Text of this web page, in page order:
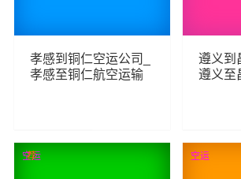
孝感到铜仁空运公司_
孝感至铜仁航空运输
144 查看详细
遵义到
遵义至
115
空运
荐 空运